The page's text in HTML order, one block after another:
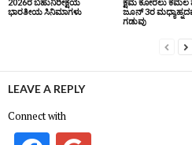
2026ರ ಬಹುನಿರೀಕ್ಷೆಯ
ಭಾರತೀಯ ಸಿನಿಮಾಗಳು
ಕ್ಷಮೆ ಕೋರಲು ಕಮಲ
ಜೂನ್‌ 3ರ
ಗಡುವು
LEAVE A REPLY
Connect with